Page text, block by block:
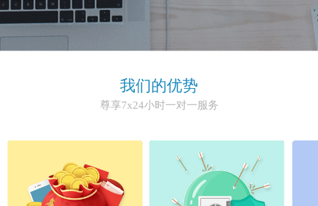
我们的优势
尊享7x24小时一对一服务